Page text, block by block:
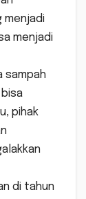
menjadi
menjadi
sampah
pihak
di tahun